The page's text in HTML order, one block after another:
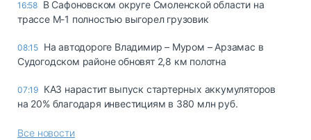
16:58 В Сафоновском округе Смоленской области на
трассе М-1 полностью выгорел грузовик
08:15 На автодороге Владимир – Муром – Арзамас в
Судогодском районе обновят 2,8 км полотна
07:19 КАЗ нарастит выпуск стартерных аккумуляторов
на 20% благодаря инвестициям в 380 млн руб.
Все новости